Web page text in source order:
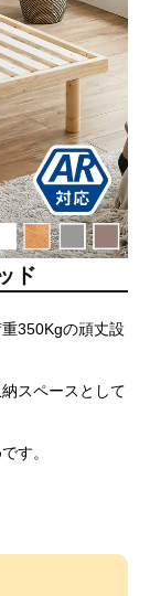
ド
350Kgの頑丈設
スペースとして
す。